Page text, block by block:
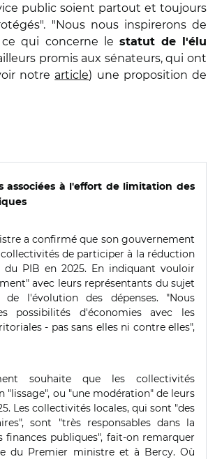
public soient partout et toujours
"Nous nous inspirerons de
qui concerne le statut de l'élu
promis aux sénateurs, qui ont
notre article) une proposition de
associées à l'effort de limitation des
a confirmé que son gouvernement
de participer à la réduction
PIB en 2025. En indiquant vouloir
avec leurs représentants du sujet
l'évolution des dépenses. "Nous
possibilités d'économies avec les
- pas sans elles ni contre elles",
souhaite que les collectivités
"lissage", ou "une modération" de leurs
Les collectivités locales, qui sont "des
sont "très responsables dans la
finances publiques", fait-on remarquer
du Premier ministre et à Bercy. Où